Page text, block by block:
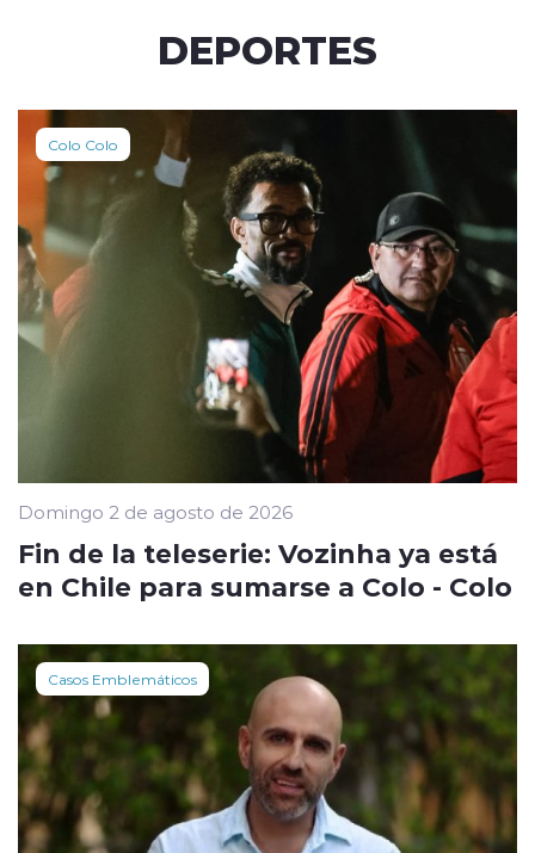
DEPORTES
Colo Colo
Domingo 2 de agosto de 2026
Fin de la teleserie: Vozinha ya está
en Chile para sumarse a Colo - Colo
Casos Emblemáticos